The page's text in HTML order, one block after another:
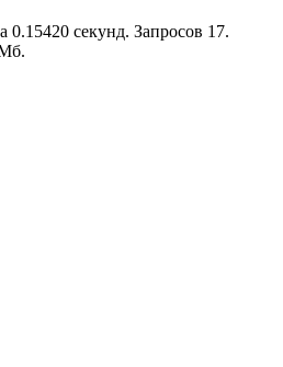
0.15420 секунд. Запросов 17.